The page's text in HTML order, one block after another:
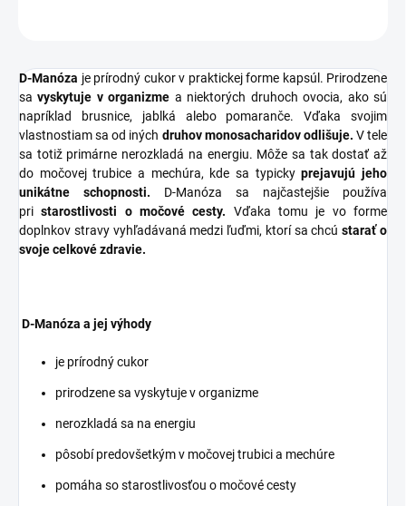
D-Manóza je prírodný cukor v praktickej forme kapsúl. Prirodzene
savyskytuje v organizme a niektorých druhoch ovocia, ako sú
napríklad brusnice, jablká alebo pomaranče. Vďaka svojim
vlastnostiam sa od iných druhov monosacharidov odlišuje. V tele
sa totiž primárne nerozkladá na energiu. Môže sa tak dostať až
do močovej trubice a mechúra, kde sa typickyprejavujú jeho
unikátne schopnosti. D-Manóza sa najčastejšie používa
pristarostlivosti o močové cesty. Vďaka tomu je vo forme
doplnkov stravy vyhľadávaná medzi ľuďmi, ktorí sa chcústarať o
svoje celkové zdravie.
D-Manóza a jej výhody
je prírodný cukor
prirodzene sa vyskytuje v organizme
nerozkladá sa na energiu
pôsobí predovšetkým v močovej trubici a mechúre
pomáha so starostlivosťou o močové cesty